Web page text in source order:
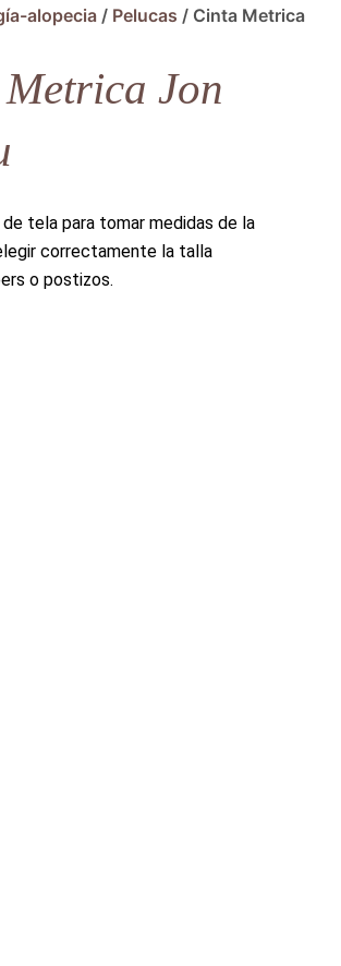
alopecia / Pelucas / Cinta Metrica
Jon
tela para tomar medidas de la
correctamente la talla
o postizos.